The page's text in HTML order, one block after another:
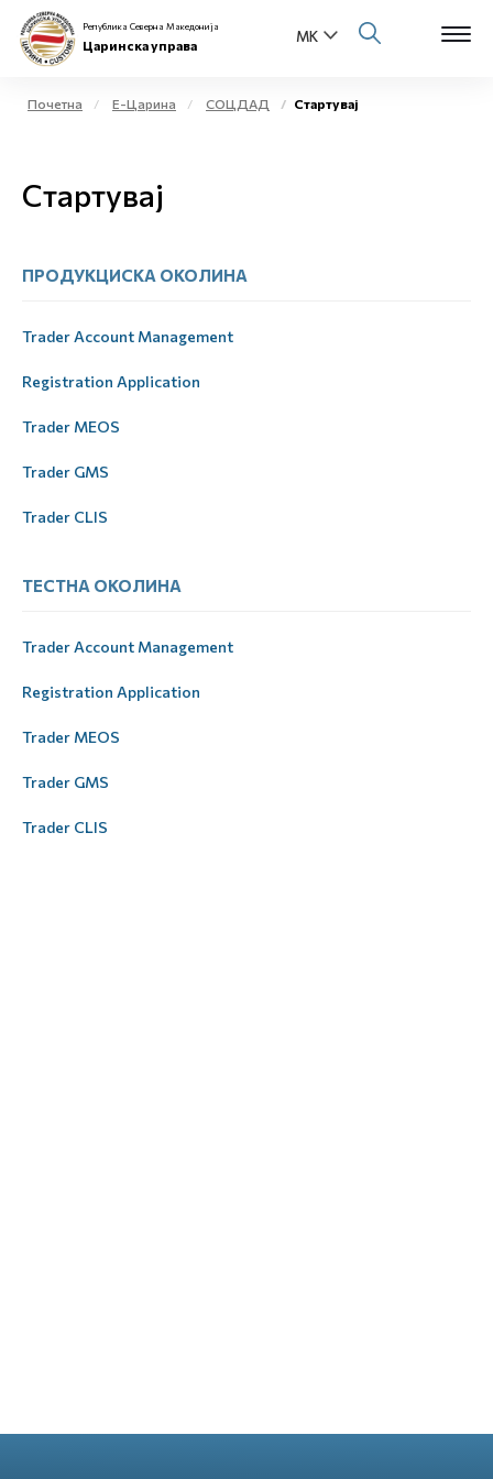
Физички лица
Бизнис заедница
Медиа центар
Контакт
Република Северна Македонија
Царинска управа
Почетна Е-Царина СОЦДАД Стартувај
Стартувај
ПРОДУКЦИСКА ОКОЛИНА
Trader Account Management
Registration Application
Trader MEOS
Trader GMS
Trader CLIS
ТЕСТНА ОКОЛИНА
Trader Account Management
Registration Application
Trader MEOS
Trader GMS
Trader CLIS